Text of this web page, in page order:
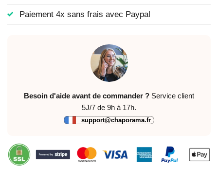
Paiement 4x sans frais avec Paypal
Besoin d'aide avant de commander ? Service client
5J/7 de 9h à 17h.
support@chaporama.fr